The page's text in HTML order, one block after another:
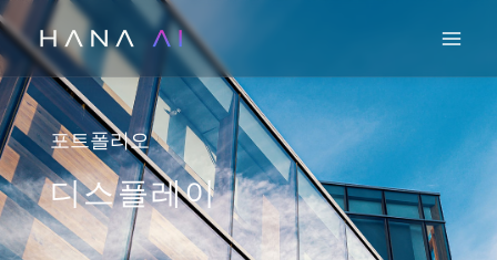
콘
텐
츠
로
건
너
뛰
기
포트폴리오
디스플레이